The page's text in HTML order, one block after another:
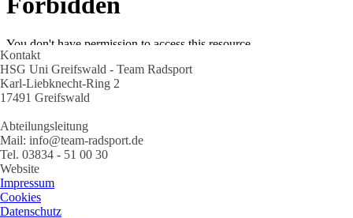
Kontakt
HSG Uni Greifswald - Team Radsport
Karl-Liebknecht-Ring 2
17491 Greifswald
Abteilungsleitung
Mail: info@team-radsport.de
Tel. 03834 - 51 00 30
Website
Impressum
Cookies
Datenschutz